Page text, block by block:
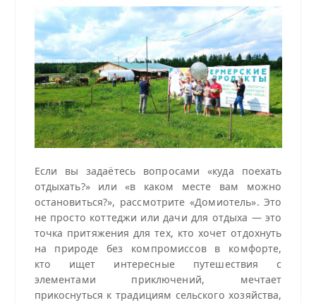
Если вы задаётесь вопросами «куда поехать
отдыхать?» или «в каком месте вам можно
остановиться?», рассмотрите «Домиотель». Это
не просто коттеджи или дачи для отдыха — это
точка притяжения для тех, кто хочет отдохнуть
на природе без компромиссов в комфорте,
кто ищет интересные путешествия с
элементами приключений, мечтает
прикоснуться к традициям сельского хозяйства,